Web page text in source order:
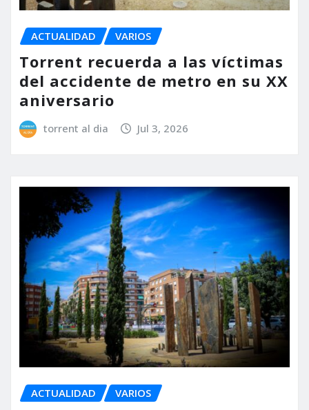
ACTUALIDAD VARIOS
Torrent recuerda a las víctimas
del accidente de metro en su XX
aniversario
torrent al dia Jul 3, 2026
ACTUALIDAD VARIOS